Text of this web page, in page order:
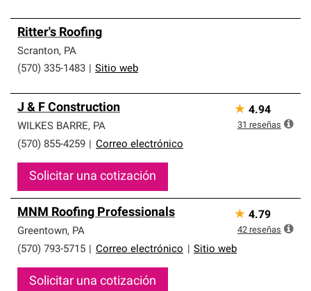
Ritter's Roofing
Scranton, PA
(570) 335-1483
Sitio web
J & F Construction
WILKES BARRE, PA
(570) 855-4259
Correo electrónico
Solicitar una cotización
★ 4.94
31 reseñas
MNM Roofing Professionals
Greentown, PA
(570) 793-5715
Correo electrónico Sitio web
Solicitar una cotización
★ 4.79
42 reseñas